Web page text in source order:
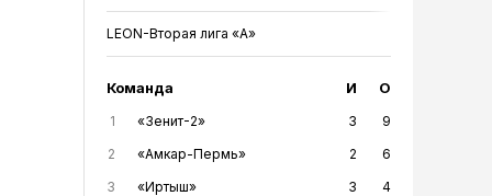
LEON-Вторая лига «А»
Команда И О
1 «Зенит-2» 3
9
2
«Амкар-Пермь» 2
6
3
«Иртыш» 3
4